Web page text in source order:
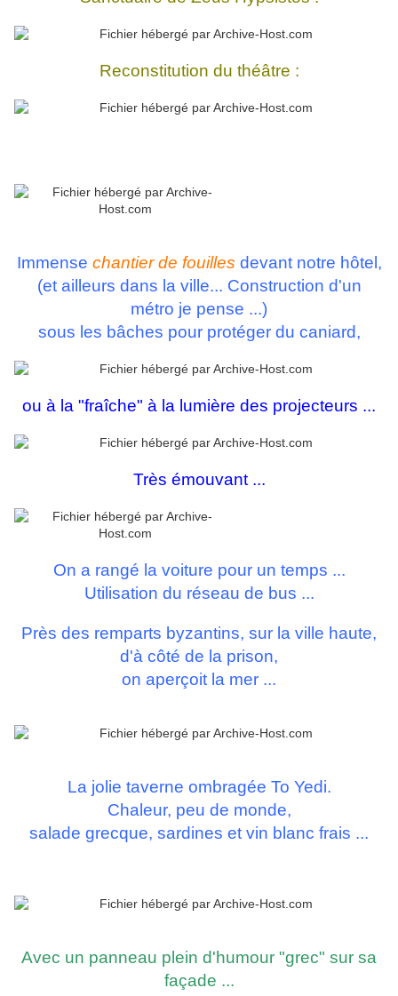
Reconstitution du théâtre :
Immense chantier de fouilles devant notre hôtel,
(et ailleurs dans la ville... Construction d'un
métro je pense ...)
sous les bâches pour protéger du caniard,
ou à la "fraîche" à la lumière des projecteurs ...
Très émouvant ...
On a rangé la voiture pour un temps ...
Utilisation du réseau de bus ...
Près des remparts byzantins, sur la ville haute,
d'à côté de la prison,
on aperçoit la mer ...
La jolie taverne ombragée To Yedi.
Chaleur, peu de monde,
salade grecque, sardines et vin blanc frais ...
Avec un panneau plein d'humour "grec" sur sa
façade ...